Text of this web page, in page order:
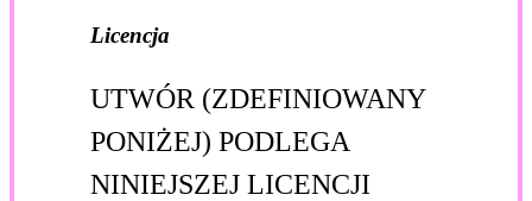
Licencja
UTWÓR (ZDEFINIOWANY
PONIŻEJ) PODLEGA
NINIEJSZEJ LICENCJI